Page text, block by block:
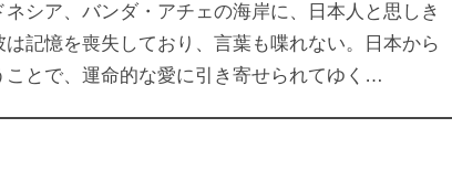
シア、バンダ・アチェの海岸に、日本人と思しき
記憶を喪失しており、言葉も喋れない。日本から
とで、運命的な愛に引き寄せられてゆく…